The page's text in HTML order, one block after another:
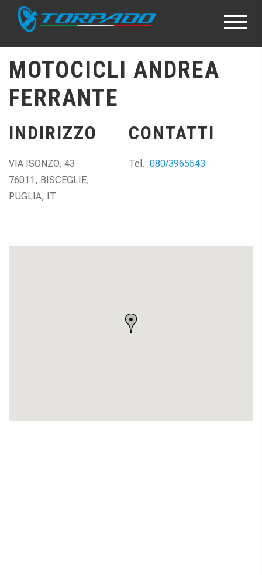
MOTOCICLI ANDREA
FERRANTE
INDIRIZZO
VIA ISONZO, 43
76011, BISCEGLIE,
PUGLIA, IT
CONTATTI
Tel.: 080/3965543